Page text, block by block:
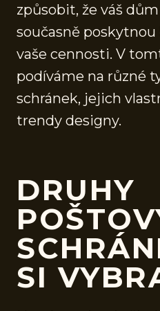
způsobit, že váš
současně
vaše cennosti. V
podíváme na různé
schránek, jejich
trendy designy.
DRUHY
SI